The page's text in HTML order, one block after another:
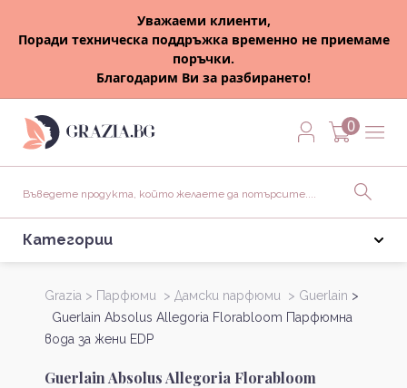
Уважаеми клиенти,
Поради техническа поддръжка временно не приемаме
поръчки.
Благодарим Ви за разбирането!
0
Категории
Grazia > Парфюми > Дамски парфюми > Guerlain >
Guerlain Absolus Allegoria Florabloom Парфюмна
вода за жени EDP
Guerlain Absolus Allegoria Florabloom